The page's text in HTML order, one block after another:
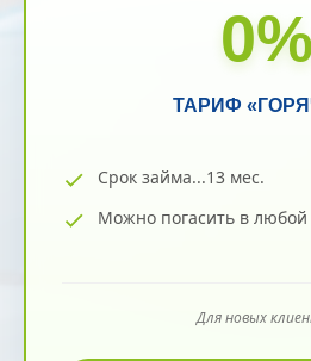
0%
ТАРИФ
Срок займа...13 мес.
Можно погасить в любой
Для новых